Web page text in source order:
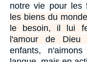
notre vie pour les
les biens du
le besoin, il lui
l'amour de Dieu
enfants,